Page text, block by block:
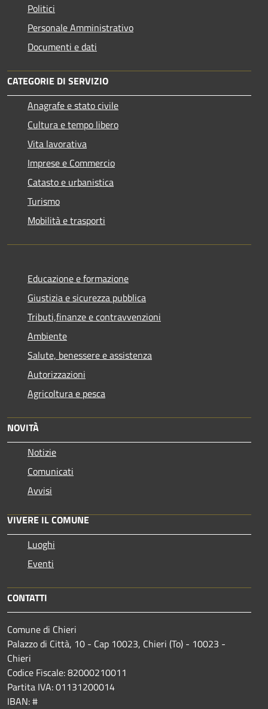
Politici
Personale Amministrativo
Documenti e dati
CATEGORIE DI SERVIZIO
Anagrafe e stato civile
Cultura e tempo libero
Vita lavorativa
Imprese e Commercio
Catasto e urbanistica
Turismo
Mobilità e trasporti
Educazione e formazione
Giustizia e sicurezza pubblica
Tributi,finanze e contravvenzioni
Ambiente
Salute, benessere e assistenza
Autorizzazioni
Agricoltura e pesca
NOVITÀ
Notizie
Comunicati
Avvisi
VIVERE IL COMUNE
Luoghi
Eventi
CONTATTI
Comune di Chieri
Palazzo di Città, 10 - Cap 10023, Chieri (To) - 10023 -
Chieri
Codice Fiscale: 82000210011
Partita IVA: 01131200014
IBAN: #